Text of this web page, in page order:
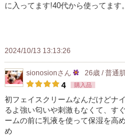
に入ってます!40代から使ってます。
2024/10/13 13:13:26
sionosionさん
25
人
以
上
26歳 / 普通
4 購入品
初フェイスクリームなんだけどナ
るよ強い匂いや刺激もなくて、す
ームの前に乳液を使って保湿を高
め